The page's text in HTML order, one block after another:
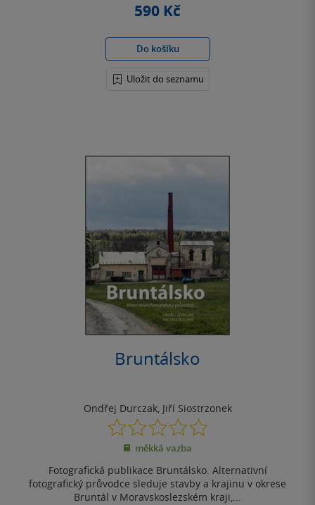
590 Kč
Do košíku
Uložit do seznamu
Bruntálsko
Ondřej Durczak, Jiří Siostrzonek
0.0
z
5
měkká vazba
Fotografická publikace Bruntálsko. Alternativní
fotografický průvodce sleduje stavby a krajinu v okrese
Bruntál v Moravskoslezském kraji,...